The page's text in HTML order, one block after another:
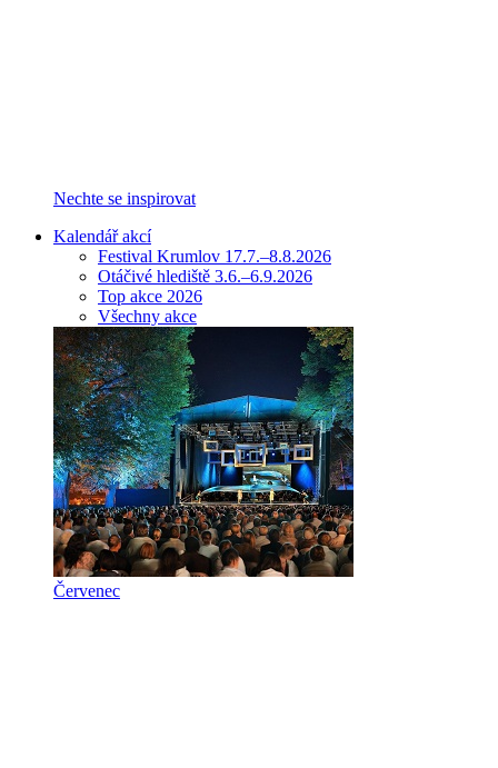
Nechte se inspirovat
Kalendář akcí
Festival Krumlov 17.7.–8.8.2026
Otáčivé hlediště 3.6.–6.9.2026
Top akce 2026
Všechny akce
Červenec